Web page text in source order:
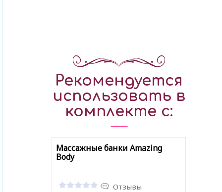
Рекомендуется
использовать в
комплекте с:
Массажные банки Amazing
Body
Отзывы